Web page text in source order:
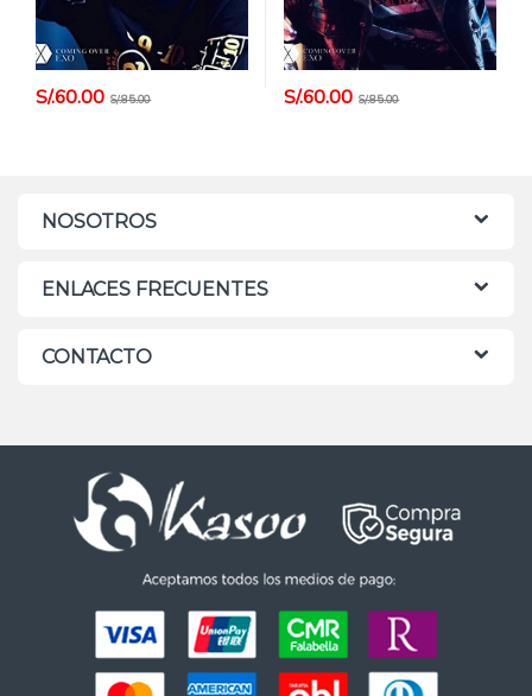
S/.60.00 S/.85.00 S/.60.00 S/.85.00
NOSOTROS
ENLACES FRECUENTES
CONTACTO